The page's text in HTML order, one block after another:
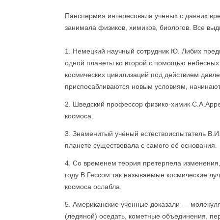
Панспермия интересовала учёных с давних
занимала физиков, химиков, биологов. Все
Немецкий научный сотрудник Ю. Либих
одной планеты ко второй с помощью
космических цивилизаций под действием
приспосабливаются новым условиям,
Шведский профессор физико-химик
космоса.
Знаменитый учёный естествоиспытатель
планете существовала с самого её основания.
Со временем теория претерпела
году В Гессом так называемые космические
космоса ослабла.
Американские ученные доказали —
(ледяной) оседать, кометные объединения,